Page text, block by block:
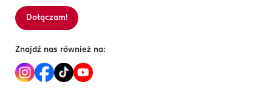
Dołączam!
Znajdź nas również na: